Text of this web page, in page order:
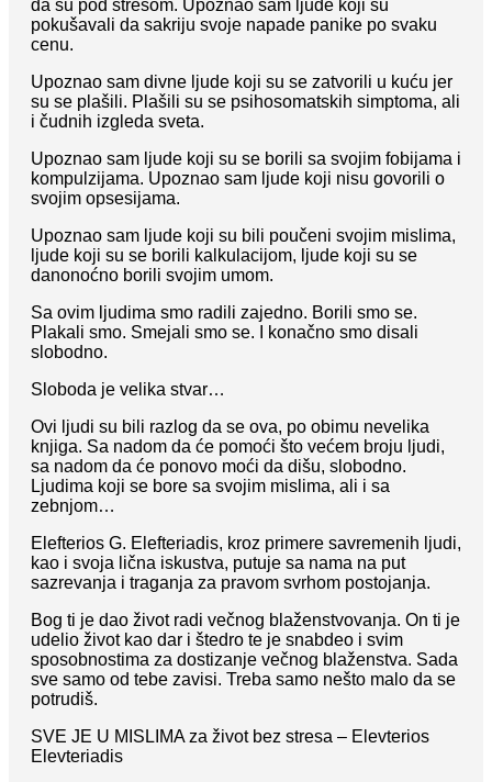
da su pod stresom. Upoznao sam ljude koji su
pokušavali da sakriju svoje napade panike po svaku
cenu.
Upoznao sam divne ljude koji su se zatvorili u kuću jer
su se plašili. Plašili su se psihosomatskih simptoma, ali
i čudnih izgleda sveta.
Upoznao sam ljude koji su se borili sa svojim fobijama i
kompulzijama. Upoznao sam ljude koji nisu govorili o
svojim opsesijama.
Upoznao sam ljude koji su bili poučeni svojim mislima,
ljude koji su se borili kalkulacijom, ljude koji su se
danonoćno borili svojim umom.
Sa ovim ljudima smo radili zajedno. Borili smo se.
Plakali smo. Smejali smo se. I konačno smo disali
slobodno.
Sloboda je velika stvar…
Ovi ljudi su bili razlog da se ova, po obimu nevelika
knjiga. Sa nadom da će pomoći što većem broju ljudi,
sa nadom da će ponovo moći da dišu, slobodno.
Ljudima koji se bore sa svojim mislima, ali i sa
zebnjom…
Elefterios G. Elefteriadis, kroz primere savremenih ljudi,
kao i svoja lična iskustva, putuje sa nama na put
sazrevanja i traganja za pravom svrhom postojanja.
Bog ti je dao život radi večnog blaženstvovanja. On ti je
udelio život kao dar i štedro te je snabdeo i svim
sposobnostima za dostizanje večnog blaženstva. Sada
sve samo od tebe zavisi. Treba samo nešto malo da se
potrudiš.
SVE JE U MISLIMA za život bez stresa – Elevterios
Elevteriadis